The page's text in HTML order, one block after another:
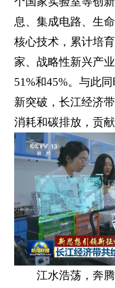
息、集成电路、生
核心技术，累计培
家、战略性新兴产
51%和45%。与此
新突破，长江经济
消耗和碳排放，贡
江水浩荡，奔